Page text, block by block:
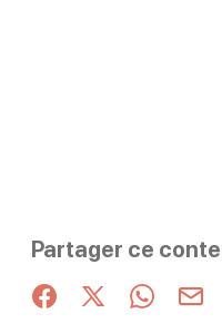
Partager ce
Partager surPartager sur
Partager